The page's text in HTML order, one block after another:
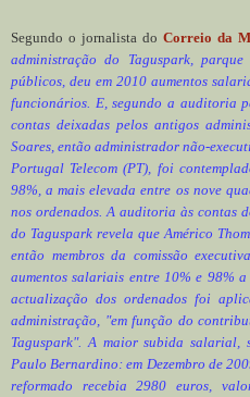
Segundo o jornalista do Correio da
administração do Taguspark,
públicos, deu em 2010 aumentos
funcionários. E, segundo a auditoria
contas deixadas pelos antigos
Soares, então administrador não-
Portugal Telecom (PT), foi
98%, a mais elevada entre os nove
nos ordenados. A auditoria às contas
do Taguspark revela que Américo
então membros da comissão
aumentos salariais entre 10% e 98%
actualização dos ordenados foi
administração, "em função do
Taguspark". A maior subida
Paulo Bernardino: em Dezembro de
reformado recebia 2980 euros,